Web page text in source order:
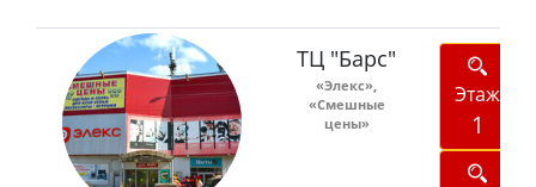
ТЦ "Барс"
«Элекс»,
«Смешные
цены»
Этаж
1